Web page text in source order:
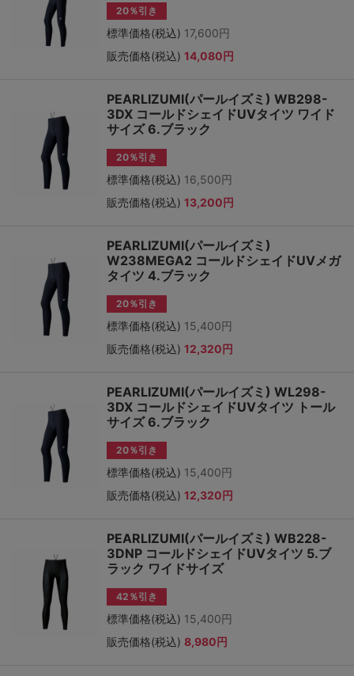
20％引き
標準価格(税込) 17,600円
販売価格(税込) 14,080円
PEARLIZUMI(パールイズミ) WB298-
3DX コールドシェイドUVタイツ ワイド
サイズ 6.ブラック
20％引き
標準価格(税込) 16,500円
販売価格(税込) 13,200円
PEARLIZUMI(パールイズミ)
W238MEGA2 コールドシェイドUVメガ
タイツ 4.ブラック
20％引き
標準価格(税込) 15,400円
販売価格(税込) 12,320円
PEARLIZUMI(パールイズミ) WL298-
3DX コールドシェイドUVタイツ トール
サイズ 6.ブラック
20％引き
標準価格(税込) 15,400円
販売価格(税込) 12,320円
PEARLIZUMI(パールイズミ) WB228-
3DNP コールドシェイドUVタイツ 5.ブ
ラック ワイドサイズ
42％引き
標準価格(税込) 15,400円
販売価格(税込) 8,980円